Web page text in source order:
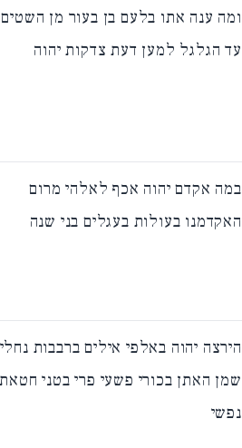
ומה ענה אתו בלעם בן בעור מן השטים
עד הגלגל למען דעת צדקות יהוה
במה אקדם יהוה אכף לאלהי מרום
האקדמנו בעולות בעגלים בני שנה
הירצה יהוה באלפי אילים ברבבות נחלי
שמן האתן בכורי פשעי פרי בטני חטאת
נפשי